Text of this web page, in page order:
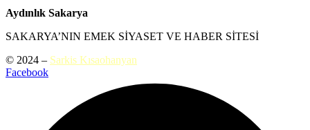
Aydınlık Sakarya
SAKARYA’NIN EMEK SİYASET VE HABER SİTESİ
© 2024 – Sarkis Kısaohanyan
Facebook